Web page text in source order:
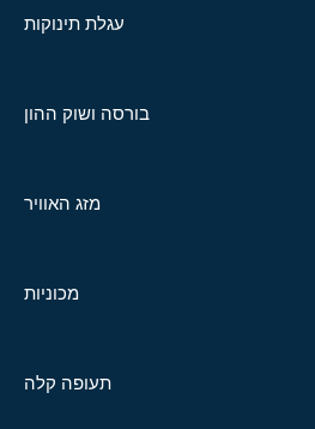
עגלת תינוקות
בורסה ושוק ההון
מזג האוויר
מכוניות
תעופה קלה